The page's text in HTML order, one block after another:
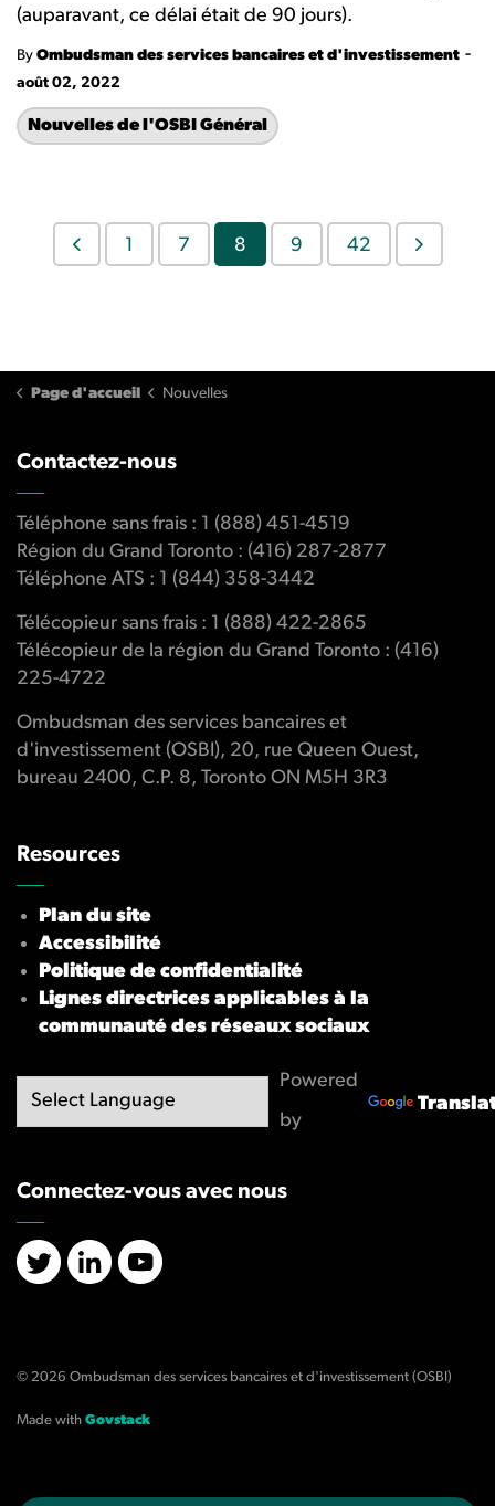
(auparavant, ce délai était de 90 jours).
By Ombudsman des services bancaires et d'investissement -
août 02, 2022
Nouvelles de l'OSBI Général
1 7 8 9 42
Page d'accueil Nouvelles
Contactez-nous
Téléphone sans frais : 1 (888) 451-4519
Région du Grand Toronto : (416) 287-2877
Téléphone ATS : 1 (844) 358-3442
Télécopieur sans frais : 1 (888) 422-2865
Télécopieur de la région du Grand Toronto : (416)
225-4722
Ombudsman des services bancaires et
d'investissement (OSBI), 20, rue Queen Ouest,
bureau 2400, C.P. 8, Toronto ON M5H 3R3
Resources
Plan du site
Accessibilité
Politique de confidentialité
Lignes directrices applicables à la
communauté des réseaux sociaux
Powered
by
Connectez-vous avec nous
X/TwitterLinkedInYouTube
© 2026 Ombudsman des services bancaires et d'investissement (OSBI)
Made with Govstack